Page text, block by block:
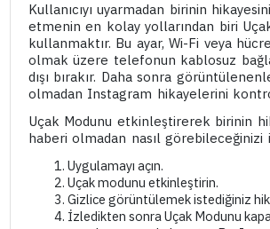
Kullanıcıyı uyarmadan birinin
etmenin en kolay yollarından biri
kullanmaktır. Bu ayar, Wi-Fi veya
olmak üzere telefonun kablosuz
dışı bırakır. Daha sonra
olmadan Instagram hikayelerini
Uçak Modunu etkinleştirerek birinin
haberi olmadan nasıl görebileceğinizi
Uygulamayı açın.
Uçak modunu etkinleştirin.
Gizlice görüntülemek istediğiniz
İzledikten sonra Uçak Modunu